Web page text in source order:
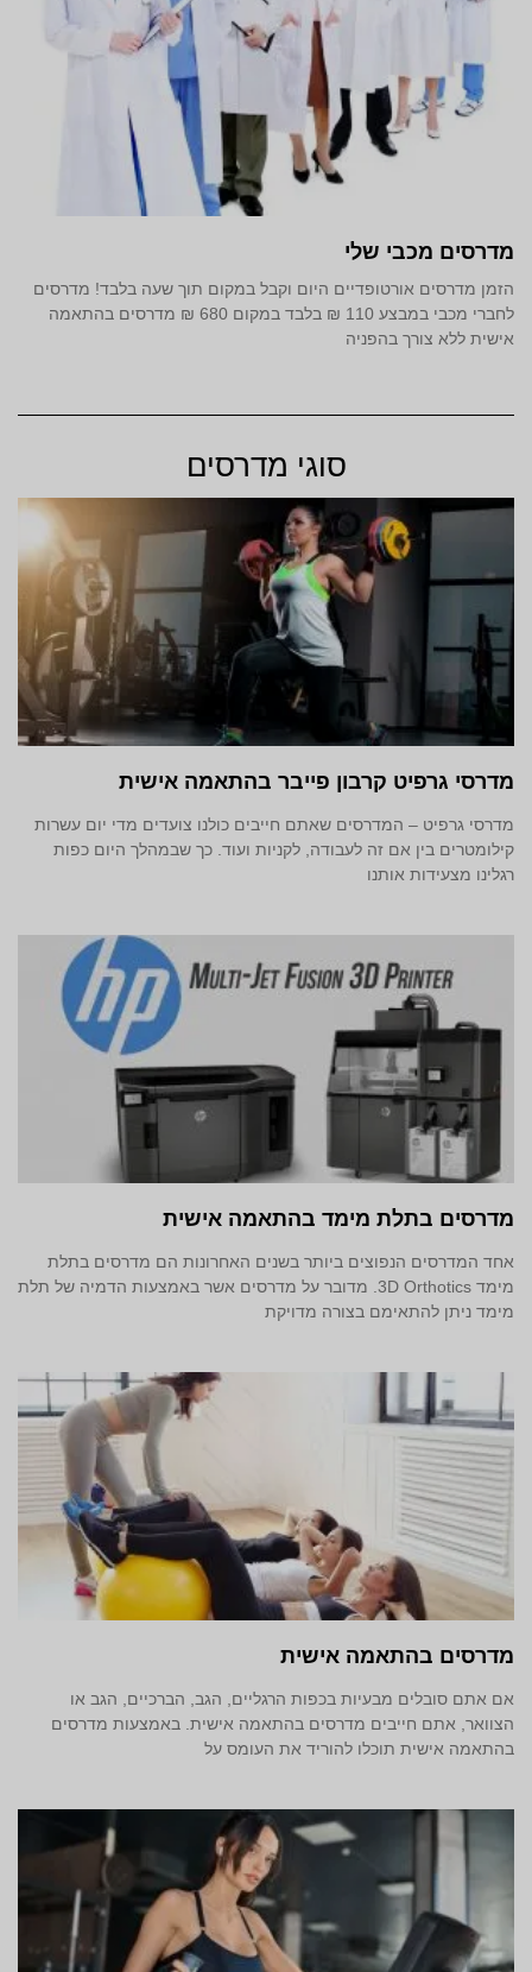
מדרסים מכבי שלי
הזמן מדרסים אורטופדיים היום וקבל במקום תוך שעה בלבד! מדרסים
לחברי מכבי במבצע 110 ₪ בלבד במקום 680 ₪ מדרסים בהתאמה
אישית ללא צורך בהפניה
סוגי מדרסים
מדרסי גרפיט קרבון פייבר בהתאמה אישית
מדרסי גרפיט – המדרסים שאתם חייבים כולנו צועדים מדי יום עשרות
קילומטרים בין אם זה לעבודה, לקניות ועוד. כך שבמהלך היום כפות
רגלינו מצעידות אותנו
מדרסים בתלת מימד‎ בהתאמה אישית
אחד המדרסים הנפוצים ביותר בשנים האחרונות הם מדרסים בתלת
מימד 3D Orthotics. מדובר על מדרסים אשר באמצעות הדמיה של תלת
מימד ניתן להתאימם בצורה מדויקת
מדרסים בהתאמה אישית
אם אתם סובלים מבעיות בכפות הרגליים, הגב, הברכיים, הגב או
הצוואר, אתם חייבים מדרסים בהתאמה אישית. באמצעות מדרסים
בהתאמה אישית תוכלו להוריד את העומס על